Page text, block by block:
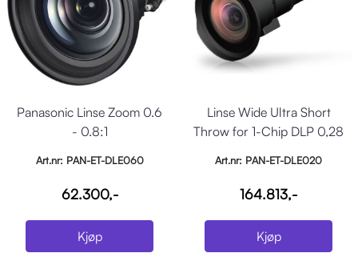
Panasonic Linse Zoom 0.6
- 0.8:1
Art.nr: PAN-ET-DLE060
62.300,-
Kjøp
Linse Wide Ultra Short
Throw for 1-Chip DLP 0,28
Art.nr: PAN-ET-DLE020
164.813,-
Kjøp